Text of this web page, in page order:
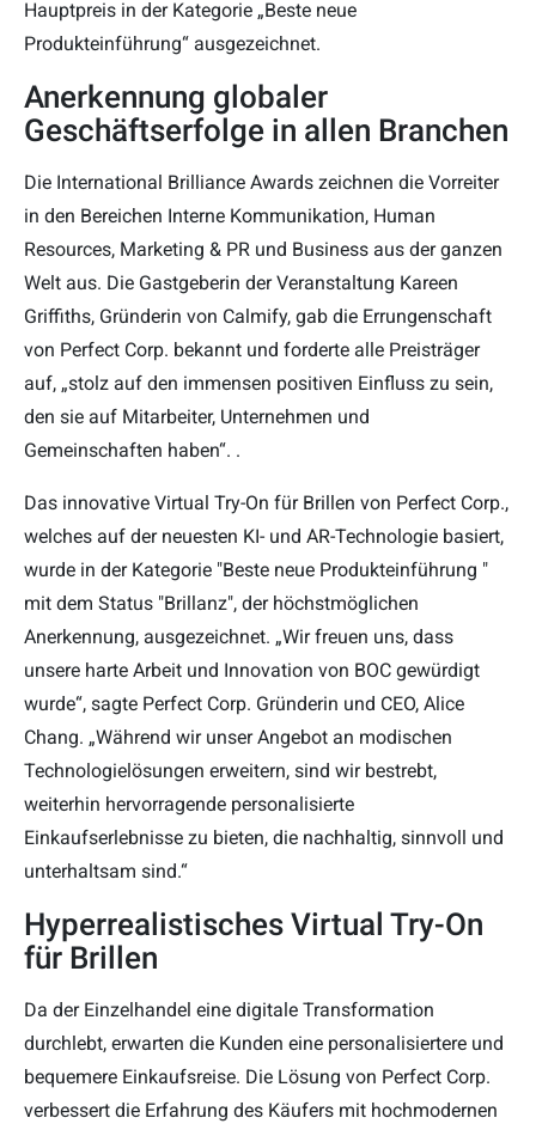
Hauptpreis in der Kategorie „Beste neue
Produkteinführung“ ausgezeichnet.
Anerkennung globaler
Geschäftserfolge in allen Branchen
Die International Brilliance Awards zeichnen die Vorreiter
in den Bereichen Interne Kommunikation, Human
Resources, Marketing & PR und Business aus der ganzen
Welt aus. Die Gastgeberin der Veranstaltung Kareen
Griffiths, Gründerin von Calmify, gab die Errungenschaft
von Perfect Corp. bekannt und forderte alle Preisträger
auf, „stolz auf den immensen positiven Einfluss zu sein,
den sie auf Mitarbeiter, Unternehmen und
Gemeinschaften haben“. .
Das innovative Virtual Try-On für Brillen von Perfect Corp.,
welches auf der neuesten KI- und AR-Technologie basiert,
wurde in der Kategorie "Beste neue Produkteinführung "
mit dem Status "Brillanz", der höchstmöglichen
Anerkennung, ausgezeichnet. „Wir freuen uns, dass
unsere harte Arbeit und Innovation von BOC gewürdigt
wurde“, sagte Perfect Corp. Gründerin und CEO, Alice
Chang. „Während wir unser Angebot an modischen
Technologielösungen erweitern, sind wir bestrebt,
weiterhin hervorragende personalisierte
Einkaufserlebnisse zu bieten, die nachhaltig, sinnvoll und
unterhaltsam sind.“
Hyperrealistisches Virtual Try-On
für Brillen
Da der Einzelhandel eine digitale Transformation
durchlebt, erwarten die Kunden eine personalisiertere und
bequemere Einkaufsreise. Die Lösung von Perfect Corp.
verbessert die Erfahrung des Käufers mit hochmodernen